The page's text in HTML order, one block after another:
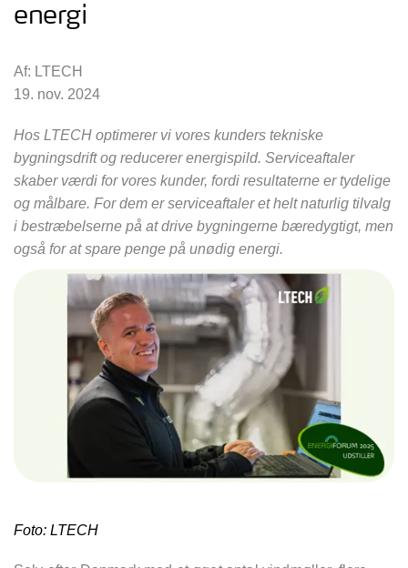
energi
Af: LTECH
19. nov. 2024
Hos LTECH optimerer vi vores kunders tekniske
bygningsdrift og reducerer energispild. Serviceaftaler
skaber værdi for vores kunder, fordi resultaterne er tydelige
og målbare. For dem er serviceaftaler et helt naturlig tilvalg
i bestræbelserne på at drive bygningerne bæredygtigt, men
også for at spare penge på unødig energi.
Foto: LTECH